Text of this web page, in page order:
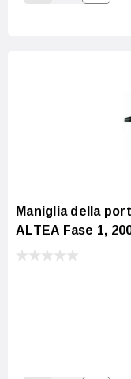
Decrease
Maniglia della
ALTEA Fase 1,